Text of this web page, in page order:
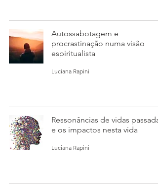
Autossabotagem e
procrastinação numa visão
espiritualista
Luciana Rapini
Ressonâncias de vidas
e os impactos nesta vida
Luciana Rapini